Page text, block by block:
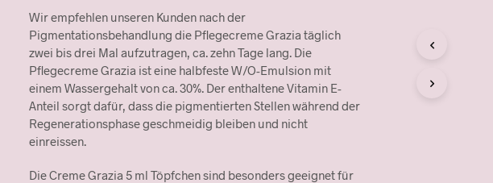
Wir empfehlen unseren Kunden nach der
Pigmentationsbehandlung die Pflegecreme Grazia täglich
zwei bis drei Mal aufzutragen, ca. zehn Tage lang. Die
Pflegecreme Grazia ist eine halbfeste W/O-Emulsion mit
einem Wassergehalt von ca. 30%. Der enthaltene Vitamin E-
Anteil sorgt dafür, dass die pigmentierten Stellen während der
Regenerationsphase geschmeidig bleiben und nicht
einreissen.
Die Creme Grazia 5 ml Töpfchen sind besonders geeignet für